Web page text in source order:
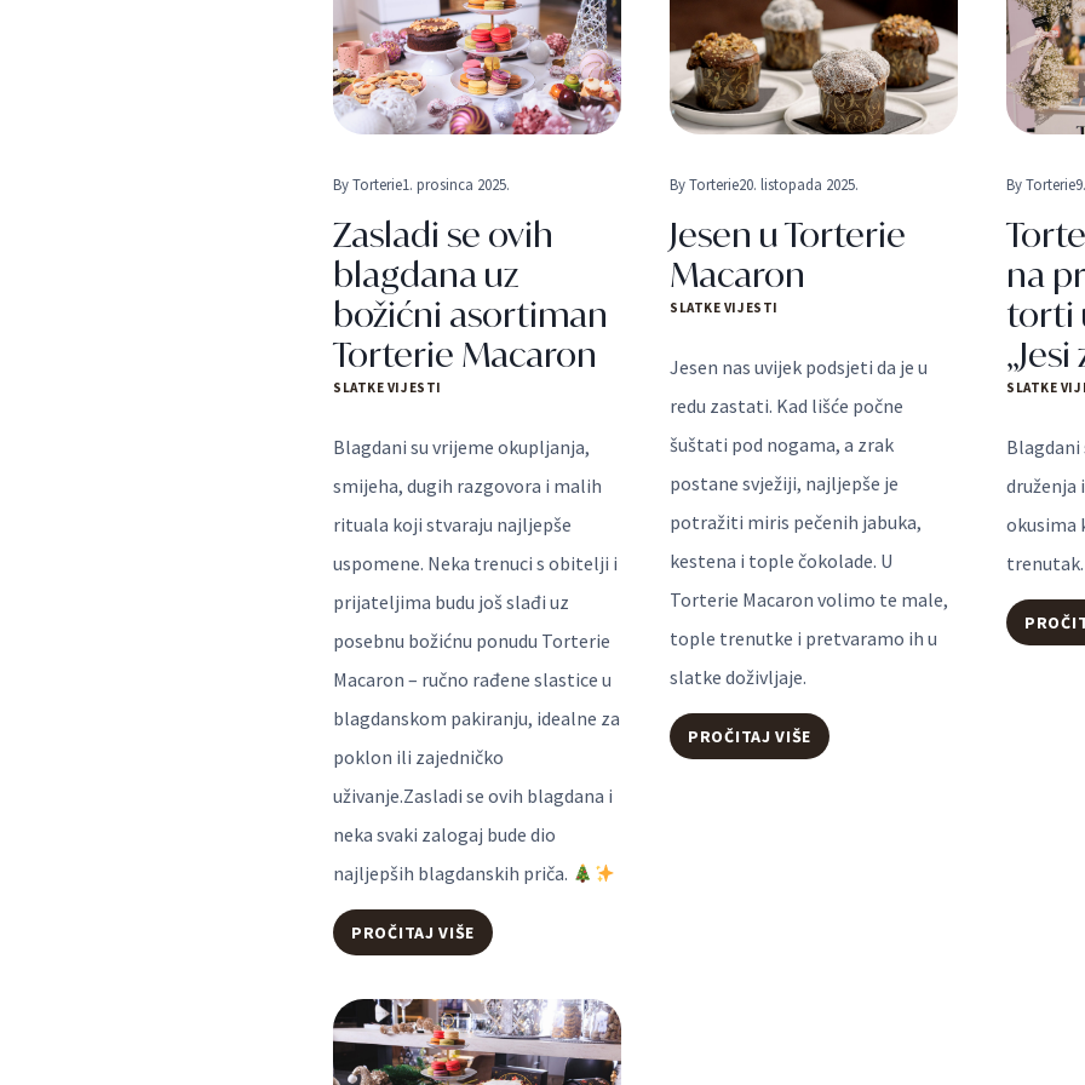
SLATKE VIJESTI
Zasladi se ovih
blagdana uz
božićni asortiman
Torterie Macaron
ByTorterie1. prosinca 2025.
Blagdani su vrijeme okupljanja,
smijeha, dugih razgovora i malih
rituala koji stvaraju najljepše
uspomene. Neka trenuci s obitelji i
prijateljima budu još slađi uz
posebnu božićnu ponudu Torterie
Macaron – ručno rađene slastice u
blagdanskom pakiranju, idealne za
poklon ili zajedničko
uživanje.Zasladi se ovih blagdana i
neka svaki zalogaj bude dio
najljepših blagdanskih priča.
PROČITAJ VIŠE ZASLADI
SE
OVIH
BLAGDANA
UZ
SLATKE VIJESTI
Jesen u Torterie
Macaron
ByTorterie20. listopada 2025.
Jesen nas uvijek podsjeti da je u
redu zastati. Kad lišće počne
šuštati pod nogama, a zrak
postane svježiji, najljepše je
potražiti miris pečenih jabuka,
kestena i tople čokolade. U
Torterie Macaron volimo te male,
tople trenutke i pretvaramo ih u
slatke doživljaje.
PROČITAJ VIŠE JESEN
U
SLATKE
na
torti
ByTorterie
druženja
okusima
trenutak.